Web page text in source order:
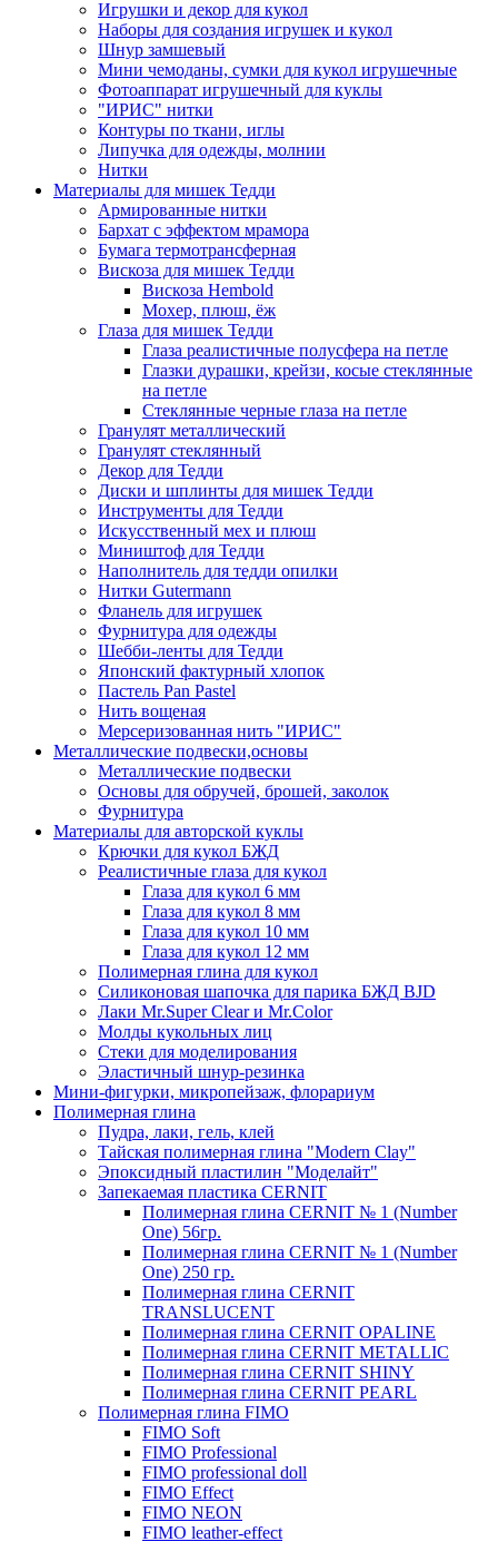
Игрушки и декор для кукол
Наборы для создания игрушек и кукол
Шнур замшевый
Мини чемоданы, сумки для кукол игрушечные
Фотоаппарат игрушечный для куклы
"ИРИС" нитки
Контуры по ткани, иглы
Липучка для одежды, молнии
Нитки
Материалы для мишек Тедди
Армированные нитки
Бархат с эффектом мрамора
Бумага термотрансферная
Вискоза для мишек Тедди
Вискоза Hembold
Мохер, плюш, ёж
Глаза для мишек Тедди
Глаза реалистичные полусфера на петле
Глазки дурашки, крейзи, косые стеклянные
на петле
Стеклянные черные глаза на петле
Гранулят металлический
Гранулят стеклянный
Декор для Тедди
Диски и шплинты для мишек Тедди
Инструменты для Тедди
Искусственный мех и плюш
Миништоф для Тедди
Наполнитель для тедди опилки
Нитки Gutermann
Фланель для игрушек
Фурнитура для одежды
Шебби-ленты для Тедди
Японский фактурный хлопок
Пастель Pan Pastel
Нить вощеная
Мерсеризованная нить "ИРИС"
Металлические подвески,основы
Металлические подвески
Основы для обручей, брошей, заколок
Фурнитура
Материалы для авторской куклы
Крючки для кукол БЖД
Реалистичные глаза для кукол
Глаза для кукол 6 мм
Глаза для кукол 8 мм
Глаза для кукол 10 мм
Глаза для кукол 12 мм
Полимерная глина для кукол
Силиконовая шапочка для парика БЖД BJD
Лаки Mr.Super Clear и Mr.Color
Молды кукольных лиц
Стеки для моделирования
Эластичный шнур-резинка
Мини-фигурки, микропейзаж, флорариум
Полимерная глина
Пудра, лаки, гель, клей
Тайская полимерная глина "Modern Clay"
Эпоксидный пластилин "Моделайт"
Запекаемая пластика CERNIT
Полимерная глина CERNIT № 1 (Number
One) 56гр.
Полимерная глина CERNIT № 1 (Number
One) 250 гр.
Полимерная глина CERNIT
TRANSLUCENT
Полимерная глина CERNIT OPALINE
Полимерная глина CERNIT METALLIC
Полимерная глина CERNIT SHINY
Полимерная глина CERNIT PEARL
Полимерная глина FIMO
FIMO Soft
FIMO Professional
FIMO professional doll
FIMO Effect
FIMO NEON
FIMO leather-effect